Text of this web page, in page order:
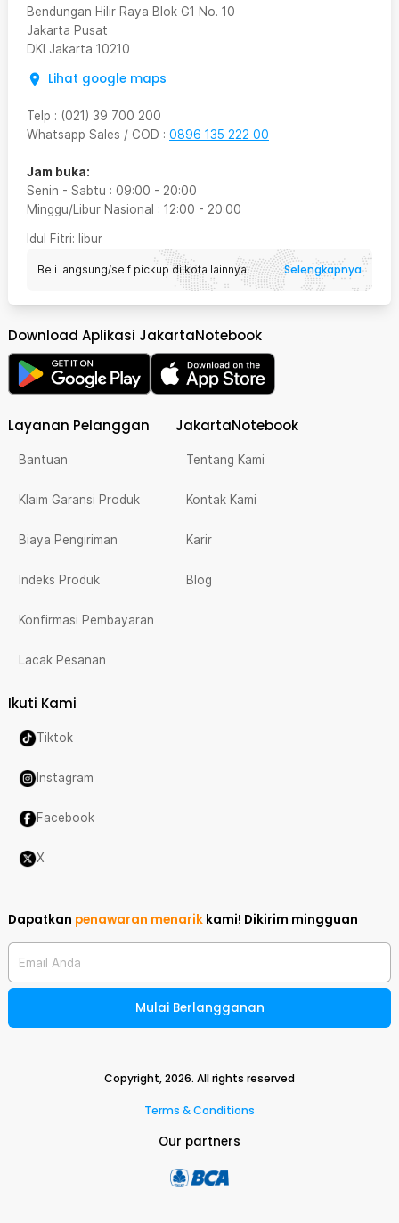
Bendungan Hilir Raya Blok G1 No. 10
Jakarta Pusat
DKI Jakarta 10210
Lihat google maps
Telp : (021) 39 700 200
Whatsapp Sales / COD : 0896 135 222 00
Jam buka:
Senin - Sabtu : 09:00 - 20:00
Minggu/Libur Nasional : 12:00 - 20:00
Idul Fitri: libur
Beli langsung/self pickup di kota lainnya Selengkapnya
Download Aplikasi JakartaNotebook
Layanan Pelanggan
Bantuan
Klaim Garansi Produk
Biaya Pengiriman
Indeks Produk
Konfirmasi Pembayaran
Lacak Pesanan
JakartaNotebook
Tentang Kami
Kontak Kami
Karir
Blog
Ikuti Kami
Tiktok
Instagram
Facebook
X
Dapatkan penawaran menarik kami! Dikirim mingguan
Email Anda
Mulai Berlangganan
Copyright,2026. All rights reserved
Terms & Conditions
Our partners